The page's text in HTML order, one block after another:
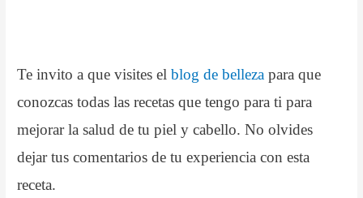
Te invito a que visites elblog de belleza para que
conozcas todas las recetas que tengo para ti para
mejorar la salud de tu piel y cabello. No olvides
dejar tus comentarios de tu experiencia con esta
receta.